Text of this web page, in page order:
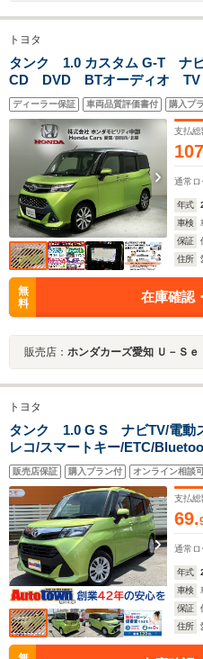
トヨタ
タンク 1.0 カスタム G-T ナ
CD DVD BTオーディオ
フォグ ターボ シートヒータ
コ 衝突軽減ブレーキ ワンオ
スライドドア ETC
ディーラー保証 車両品質評価書付 購入プ
支払総
通常ロ
年式
車検
保証
住所
無
料
在庫確認
販売店： ホンダカーズ愛知 Ｕ－Ｓｅｌ
トヨタ
タンク 1.0 G S ナビTV/電動
レコ/スマートキー/ETC/
レーキ/クルーズコントロール/
ストップ/車線逸脱警報/誤発進
販売店保証 購入プラン付 オンライン相談
支払総
69.
通常ロ
年式
車検
保証
住所